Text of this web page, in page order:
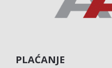
PLAĆANJE